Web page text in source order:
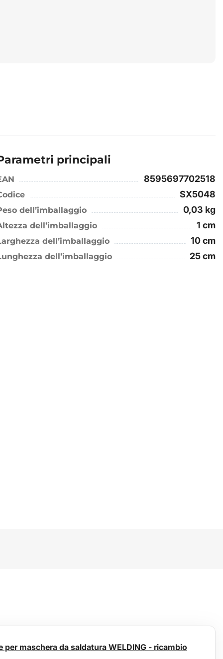
principali
8595697702518
SX5048
dell’imballaggio 0,03 kg
dell’imballaggio 1 cm
dell’imballaggio 10 cm
dell’imballaggio 25 cm
per maschera da saldatura WELDING - ricambio